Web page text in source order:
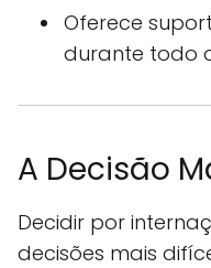
Oferece
durante todo
A Decisão
Decidir por
decisões mais